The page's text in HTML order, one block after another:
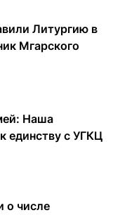
Литургию в
Мгарского
Наша
единству с УГКЦ
о числе